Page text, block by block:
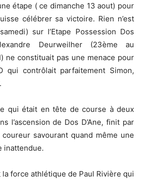
étape ( ce dimanche 13 aout) pour
célébrer sa victoire. Rien n’est
sur l’Etape Possession Dos
Deurweilher (23ème au
ne constituait pas une menace pour
qui contrôlait parfaitement Simon,
qui était en tête de course à deux
l’ascension de Dos D’Ane, finit par
savourant quand même une
inattendue.
force athlétique de Paul Rivière qui